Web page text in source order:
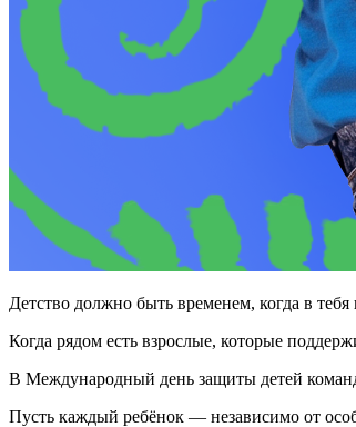
Детство должно быть временем, когда в тебя
Когда рядом есть взрослые, которые
В Международный день защиты детей
Пусть каждый ребёнок — независимо от